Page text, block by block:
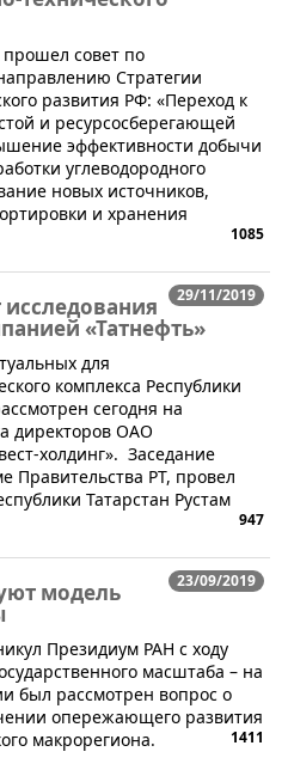
совет по
Стратегии
развития РФ: «Переход к
и ресурсосберегающей
эффективности добычи
углеводородного
новых источников,
и хранения
1085
29/11/2019
«Татнефть»
для
комплекса Республики
сегодня на
директоров ОАО
холдинг». Заседание
Правительства РТ, провел
Татарстан Рустам
947
23/09/2019
модель
Президиум РАН с ходу
масштаба – на
был рассмотрен вопрос о
опережающего развития
макрорегиона.
1411